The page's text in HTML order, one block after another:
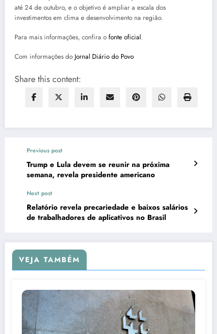
até 24 de outubro, e o objetivo é ampliar a escala dos
investimentos em clima e desenvolvimento na região.
Para mais informações, confira o fonte oficial.
Com informações do Jornal Diário do Povo
Share this content:
Previous post
Trump e Lula devem se reunir na próxima
semana, revela presidente americano
Next post
Relatório revela precariedade e baixos salários
de trabalhadores de aplicativos no Brasil
VEJA TAMBÉM